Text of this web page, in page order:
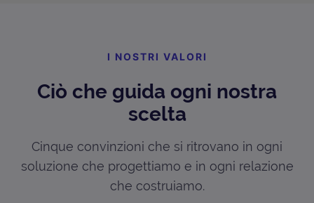
I NOSTRI VALORI
Ciò che guida ogni nostra
scelta
Cinque convinzioni che si ritrovano in ogni
soluzione che progettiamo e in ogni relazione
che costruiamo.